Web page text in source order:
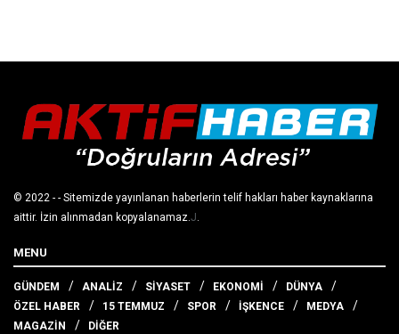
© 2022 - - Sitemizde yayınlanan haberlerin telif hakları haber kaynaklarına
aittir. İzin alınmadan kopyalanamaz. J
MENU
GÜNDEM ANALİZ SİYASET EKONOMİ
DÜNYA
ÖZEL HABER
15 TEMMUZ SPOR İŞKENCE
MEDYA
MAGAZİN
DİĞER